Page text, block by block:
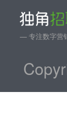
— 专注数字营